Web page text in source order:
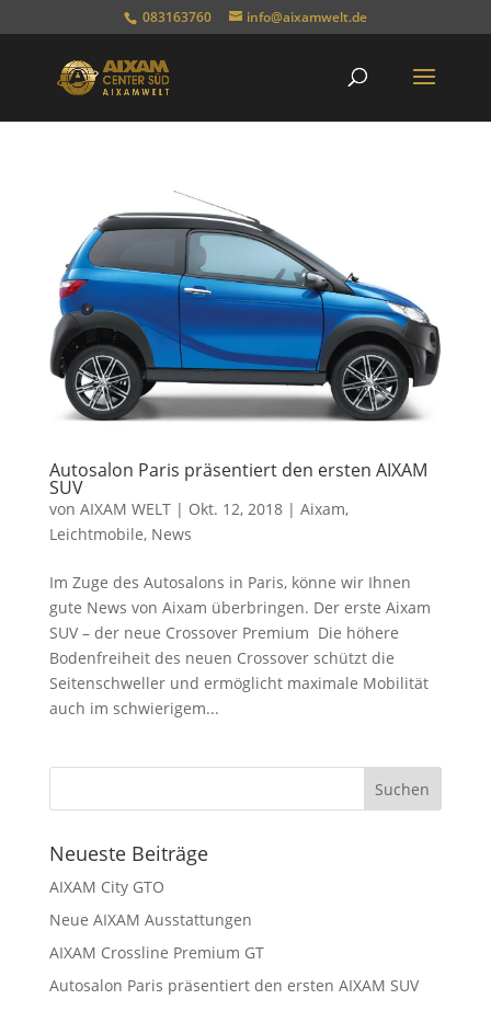
083163760 info@aixamwelt.de
Autosalon Paris präsentiert den ersten AIXAM
SUV
von AIXAM WELT| Okt. 12, 2018| Aixam,
Leichtmobile, News
Im Zuge des Autosalons in Paris, könne wir Ihnen
gute News von Aixam überbringen. Der erste Aixam
SUV – der neue Crossover Premium Die höhere
Bodenfreiheit des neuen Crossover schützt die
Seitenschweller und ermöglicht maximale Mobilität
auch im schwierigem...
Neueste Beiträge
AIXAM City GTO
Neue AIXAM Ausstattungen
AIXAM Crossline Premium GT
Autosalon Paris präsentiert den ersten AIXAM SUV